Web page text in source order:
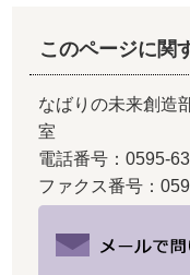
このページに関
なばりの未来創造
室
電話番号：0595-
ファクス番号：